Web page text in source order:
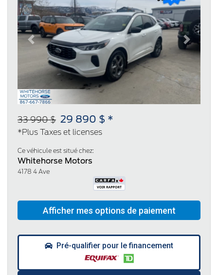
Previous Next
33 990 $ 29 890 $ *
*Plus Taxes et licenses
Ce véhicule est situé chez:
Whitehorse Motors
4178 4 Ave
Pré-qualifier pour le financement